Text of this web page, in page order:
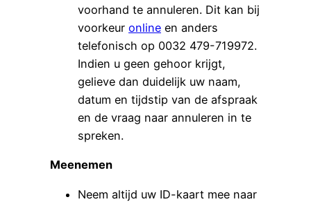
voorhand te annuleren. Dit kan bij
voorkeur online en anders
telefonisch op 0032 479-719972.
Indien u geen gehoor krijgt,
gelieve dan duidelijk uw naam,
datum en tijdstip van de afspraak
en de vraag naar annuleren in te
spreken.
Meenemen
Neem altijd uw ID-kaart mee naar